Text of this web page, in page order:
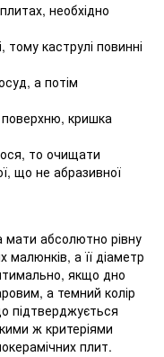
необхідно
каструлі повинні
а потім
кришка
то очищати
що не абразивної
мати абсолютно рівну
а її діаметр
якщо дно
а темний колір
підтверджується
ж критеріями
плит.